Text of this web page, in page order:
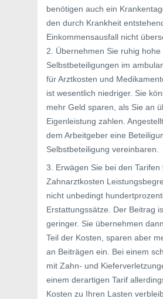
benötigen auch ein
den durch Krankheit
Einkommensausfall nicht
2. Übernehmen Sie ruhig hohe
Selbstbeteiligungen im
für Arztkosten und
ist wesentlich niedriger. Sie
mehr Geld sparen, als Sie an
Eigenleistung zahlen.
dem Arbeitgeber eine
Selbstbeteiligung vereinbaren.
3. Erwägen Sie bei den Tarifen
Zahnarztkosten
nicht unbedingt
Erstattungssätze. Der Beitrag
geringer. Sie übernehmen
Teil der Kosten, sparen aber
an Beiträgen ein. Bei einem
mit Zahn- und
einem derartigen Tarif
Kosten zu Ihren Lasten